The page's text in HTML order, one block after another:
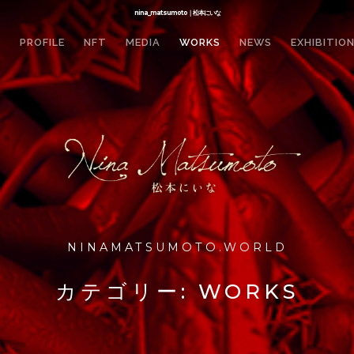
nina_matsumoto｜松本にいな
PROFILE NFT MEDIA WORKS NEWS EXHIBITION
NINAMATSUMOTO.WORLD
カテゴリー:WORKS